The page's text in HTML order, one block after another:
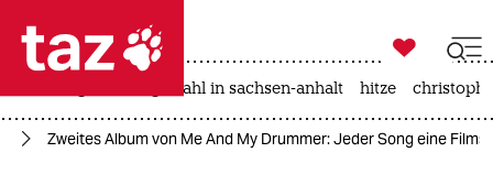
 taz zahl ich
taz zahl ich

taz zahl ich
landtagswahl in sachsen-anhalt hitze
Zweites Album von Me And My Drummer: Jeder Song eine